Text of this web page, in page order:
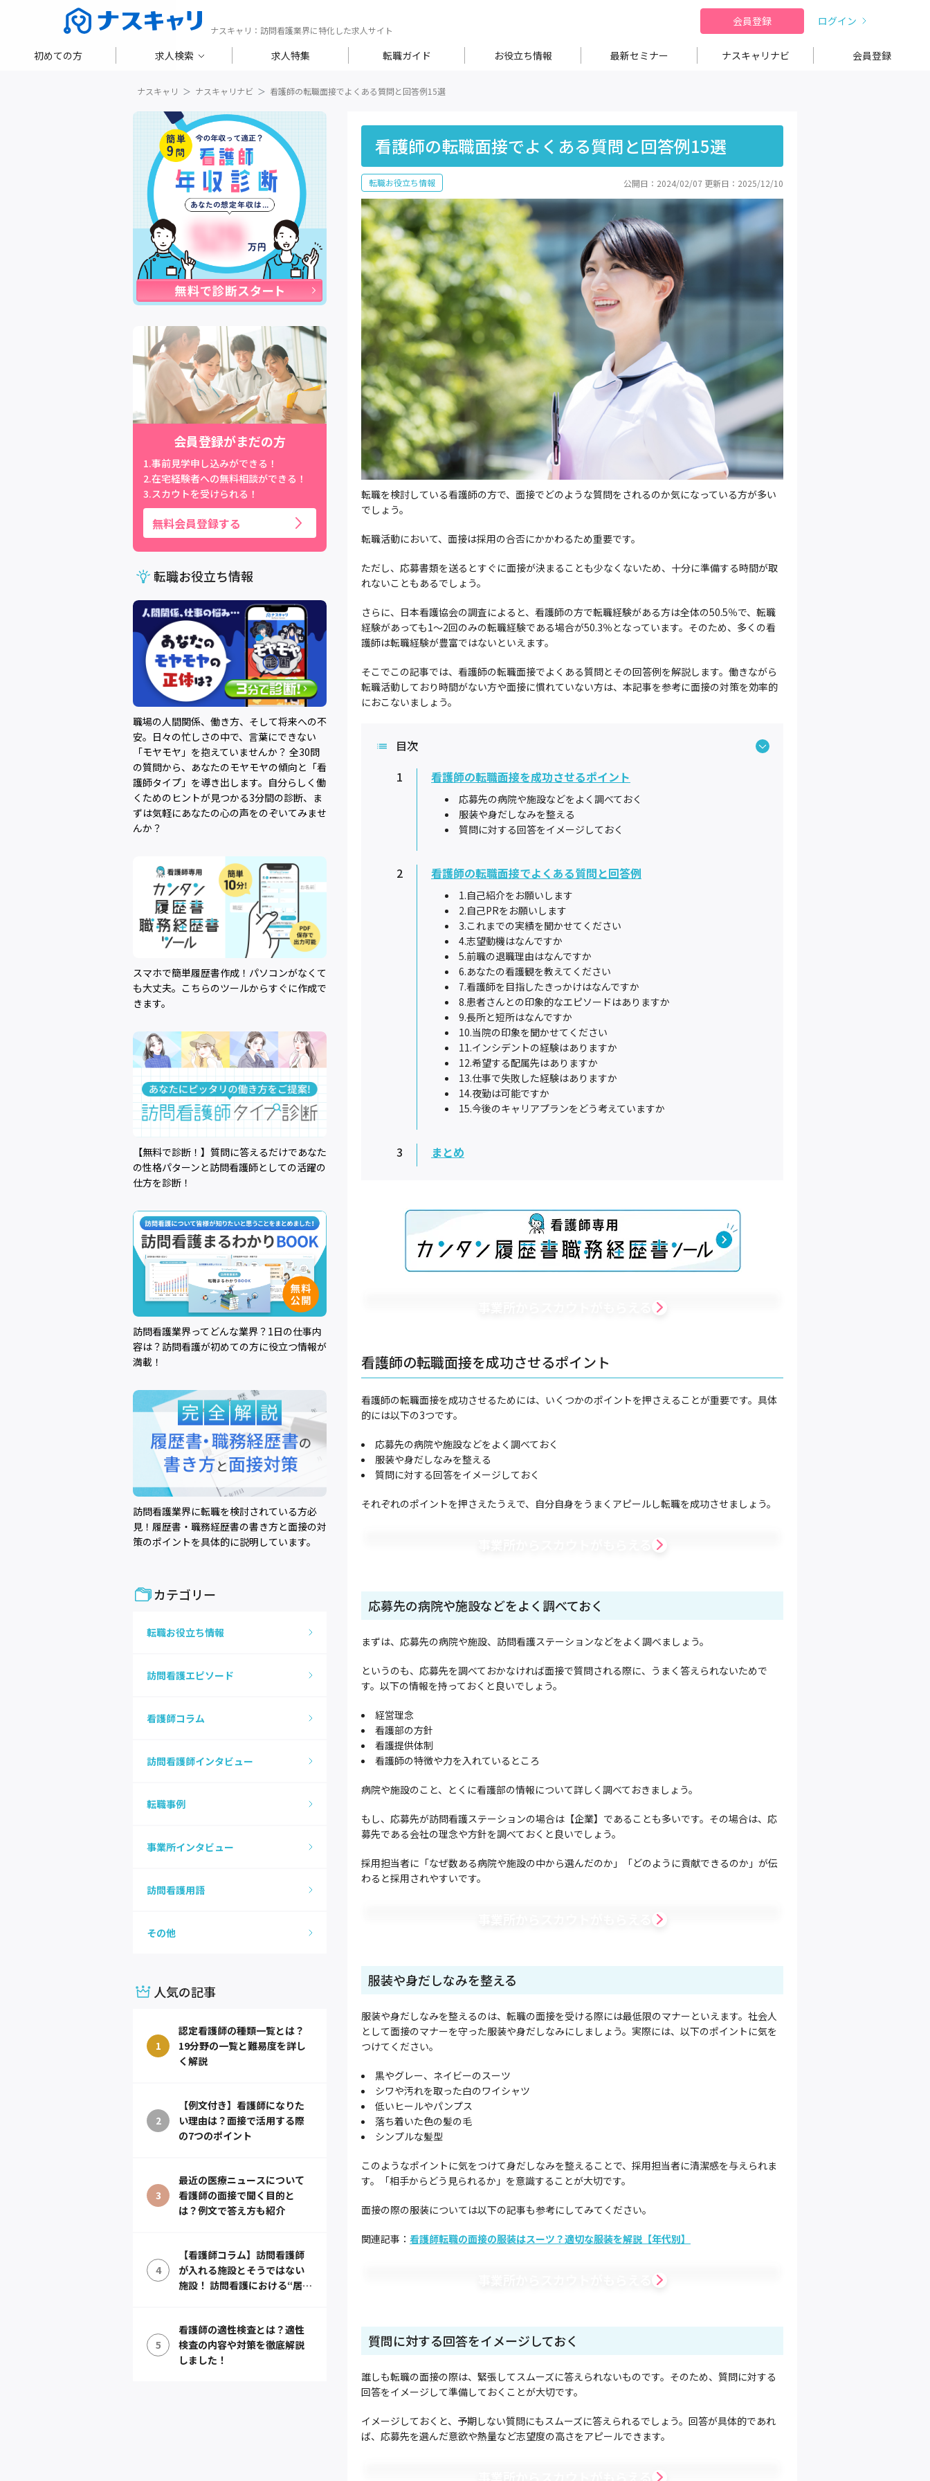
ナスキャリ：訪問看護業界に特化した求人サイト
会員登録 ログイン
初めての方 求人検索 求人特集 転職ガイド お役立ち情報 最新セミナー ナスキャリナビ 会員登録
ナスキャリ ナスキャリナビ 看護師の転職面接でよくある質問と回答例15選
看護師の転職面接でよくある質問と回答例15選
転職お役立ち情報 公開日：2024/02/07 更新日：2025/12/10
転職を検討している看護師の方で、面接でどのような質問をされるのか気になっている方が多い
でしょう。
転職活動において、面接は採用の合否にかかわるため重要です。
ただし、応募書類を送るとすぐに面接が決まることも少なくないため、十分に準備する時間が取
れないこともあるでしょう。
さらに、日本看護協会の調査によると、看護師の方で転職経験がある方は全体の50.5％で、転職
経験があっても1～2回のみの転職経験である場合が50.3％となっています。そのため、多くの看
護師は転職経験が豊富ではないといえます。
そこでこの記事では、看護師の転職面接でよくある質問とその回答例を解説します。働きながら
転職活動しており時間がない方や面接に慣れていない方は、本記事を参考に面接の対策を効率的
におこないましょう。
目次
1
看護師の転職面接を成功させるポイント
応募先の病院や施設などをよく調べておく
服装や身だしなみを整える
質問に対する回答をイメージしておく
2 看護師の転職面接でよくある質問と回答例
1.自己紹介をお願いします
2.自己PRをお願いします
3.これまでの実績を聞かせてください
4.志望動機はなんですか
5.前職の退職理由はなんですか
6.あなたの看護観を教えてください
7.看護師を目指したきっかけはなんですか
8.患者さんとの印象的なエピソードはありますか
9.長所と短所はなんですか
10.当院の印象を聞かせてください
11.インシデントの経験はありますか
12.希望する配属先はありますか
13.仕事で失敗した経験はありますか
14.夜勤は可能ですか
15.今後のキャリアプランをどう考えていますか
3 まとめ
看護師の転職面接を成功させるポイント
看護師の転職面接を成功させるためには、いくつかのポイントを押さえることが重要です。具体
的には以下の3つです。
応募先の病院や施設などをよく調べておく
服装や身だしなみを整える
質問に対する回答をイメージしておく
それぞれのポイントを押さえたうえで、自分自身をうまくアピールし転職を成功させましょう。
応募先の病院や施設などをよく調べておく
まずは、応募先の病院や施設、訪問看護ステーションなどをよく調べましょう。
というのも、応募先を調べておかなければ面接で質問される際に、うまく答えられないためで
す。以下の情報を持っておくと良いでしょう。
経営理念
看護部の方針
看護提供体制
看護師の特徴や力を入れているところ
病院や施設のこと、とくに看護部の情報について詳しく調べておきましょう。
もし、応募先が訪問看護ステーションの場合は【企業】であることも多いです。その場合は、応
募先である会社の理念や方針を調べておくと良いでしょう。
採用担当者に「なぜ数ある病院や施設の中から選んだのか」「どのように貢献できるのか」が伝
わると採用されやすいです。
服装や身だしなみを整える
服装や身だしなみを整えるのは、転職の面接を受ける際には最低限のマナーといえます。社会人
として面接のマナーを守った服装や身だしなみにしましょう。実際には、以下のポイントに気を
つけてください。
黒やグレー、ネイビーのスーツ
シワや汚れを取った白のワイシャツ
低いヒールやパンプス
落ち着いた色の髪の毛
シンプルな髪型
このようなポイントに気をつけて身だしなみを整えることで、採用担当者に清潔感を与えられま
す。「相手からどう見られるか」を意識することが大切です。
面接の際の服装については以下の記事も参考にしてみてください。
関連記事： 看護師転職の面接の服装はスーツ？適切な服装を解説【年代別】
質問に対する回答をイメージしておく
誰しも転職の面接の際は、緊張してスムーズに答えられないものです。そのため、質問に対する
回答をイメージして準備しておくことが大切です。
イメージしておくと、予期しない質問にもスムーズに答えられるでしょう。回答が具体的であれ
ば、応募先を選んだ意欲や熱量など志望度の高さをアピールできます。
会員登録がまだの方
1.事前見学申し込みができる！
2.在宅経験者への無料相談ができる！
3.スカウトを受けられる！
無料会員登録する
転職お役立ち情報
職場の人間関係、働き方、そして将来への不
安。日々の忙しさの中で、言葉にできない
「モヤモヤ」を抱えていませんか？ 全30問
の質問から、あなたのモヤモヤの傾向と「看
護師タイプ」を導き出します。自分らしく働
くためのヒントが見つかる3分間の診断、ま
ずは気軽にあなたの心の声をのぞいてみませ
んか？
スマホで簡単履歴書作成！パソコンがなくて
も大丈夫。こちらのツールからすぐに作成で
きます。
【無料で診断！】質問に答えるだけであなた
の性格パターンと訪問看護師としての活躍の
仕方を診断！
訪問看護業界ってどんな業界？1日の仕事内
容は？訪問看護が初めての方に役立つ情報が
満載！
訪問看護業界に転職を検討されている方必
見！履歴書・職務経歴書の書き方と面接の対
策のポイントを具体的に説明しています。
カテゴリー
転職お役立ち情報
訪問看護エピソード
看護師コラム
訪問看護師インタビュー
転職事例
事業所インタビュー
訪問看護用語
その他
人気の記事
1
認定看護師の種類一覧とは？
19分野の一覧と難易度を詳し
く解説
2
【例文付き】看護師になりた
い理由は？面接で活用する際
の7つのポイント
3
最近の医療ニュースについて
看護師の面接で聞く目的と
は？例文で答え方も紹介
4
【看護師コラム】訪問看護師
が入れる施設とそうではない
施設！ 訪問看護における“居
5
看護師の適性検査とは？適性
検査の内容や対策を徹底解説
しました！